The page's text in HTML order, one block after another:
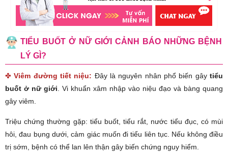
TIỂU BUỐT Ở NỮ GIỚI CẢNH BÁO NHỮNG BỆNH
LÝ GÌ?
✤Viêm đường tiết niệu: Đây là nguyên nhân phổ biến gâytiểu
buốt ở nữ giới. Vi khuẩn xâm nhập vào niệu đạo và bàng quang
gây viêm.
Triệu chứng thường gặp: tiểu buốt, tiểu rắt, nước tiểu đục, có mùi
hôi, đau bụng dưới, cảm giác muốn đi tiểu liên tục. Nếu không điều
trị sớm, bệnh có thể lan lên thận gây biến chứng nguy hiểm.